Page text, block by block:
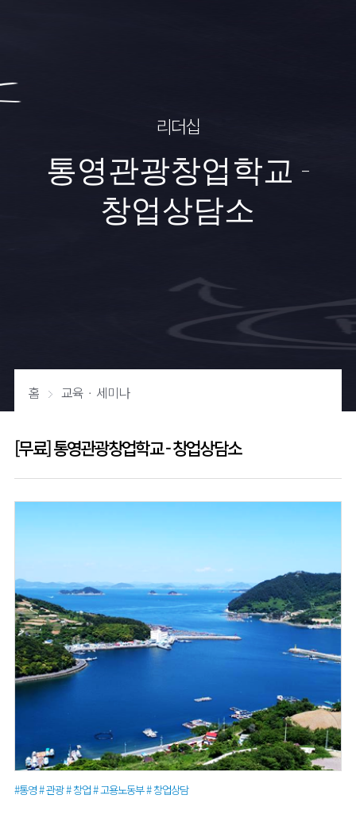
리더십
통영관광창업학교 -
창업상담소
홈 교육ㆍ세미나
[무료] 통영관광창업학교 - 창업상담소
#통영 # 관광 # 창업 # 고용노동부 # 창업상담